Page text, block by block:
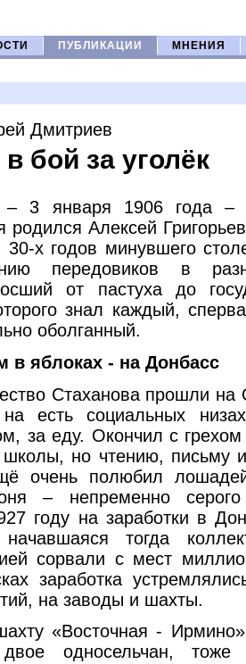
ПУБЛИКАЦИИ МНЕНИЯ
Дмитриев
бой за уголёк
– 3 января 1906 года –
родился Алексей
30-х годов минувшего
передовиков в
от пастуха до
знал каждый,
оболганный.
в яблоках - на Донбасс
Стаханова прошли
есть социальных
за еду. Окончил с
школы, но чтению, письму
очень полюбил
– непременно
году на заработки в
начавшаяся тогда
сорвали с мест
заработка
на заводы и шахты.
«Восточная -
односельчан, тоже